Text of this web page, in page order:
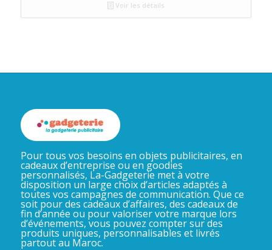
Voir les détails
Pour tous vos besoins en objets publicitaires, en
cadeaux d’entreprise ou en goodies
personnalisés, La-Gadgeterie met à votre
disposition un large choix d’articles adaptés à
toutes vos campagnes de communication. Que ce
soit pour des cadeaux d’affaires, des cadeaux de
fin d’année ou pour valoriser votre marque lors
d’événements, vous pouvez compter sur des
produits uniques, personnalisables et livrés
partout au Maroc.